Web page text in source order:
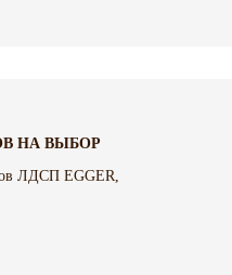
НА ВЫБОР
ЛДСП EGGER,